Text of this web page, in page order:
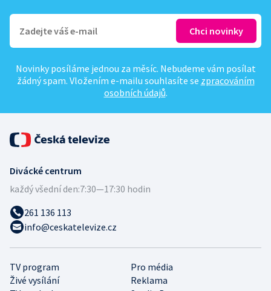
Novinky posíláme jednou za měsíc. Nebudeme vám posílat
žádný spam. Vložením e-mailu souhlasíte se zpracováním
osobních údajů.